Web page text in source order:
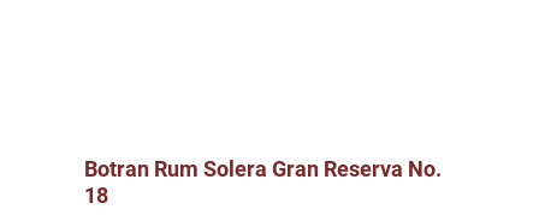
Botran Rum Solera Gran Reserva No.
18